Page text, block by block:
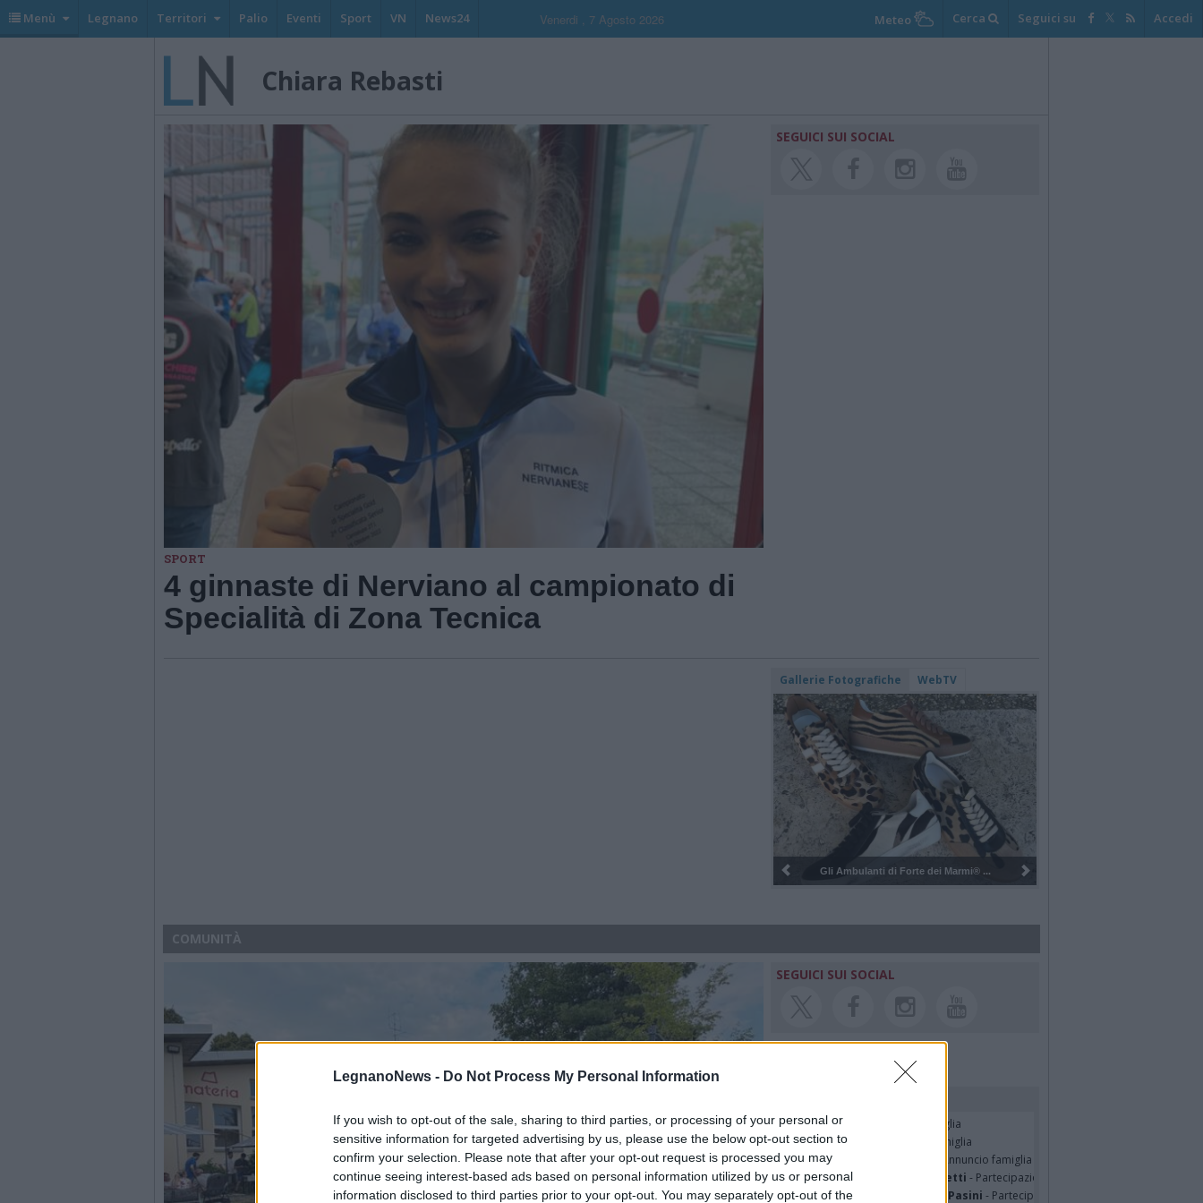
LegnanoNews - Do Not Process My Personal Information
If you wish to opt-out of the sale, sharing to third parties, or processing of your personal or
sensitive information for targeted advertising by us, please use the below opt-out section to
confirm your selection. Please note that after your opt-out request is processed you may
continue seeing interest-based ads based on personal information utilized by us or personal
information disclosed to third parties prior to your opt-out. You may separately opt-out of the
Menù Legnano Territori Palio Eventi Sport VN News24 Venerdi , 7 Agosto 2026 Meteo Cerca Seguici su Accedi
Chiara Rebasti
SPORT
4 ginnaste di Nerviano al campionato di
Specialità di Zona Tecnica
SEGUICI SUI SOCIAL
Gallerie Fotografiche WebTV
Pulizia del bosco del Rugareto a ...
COMUNITÀ
SEGUICI SUI SOCIAL
Giuseppe Fava
- Annuncio famiglia
PIETRO MALERBA
- Annuncio famiglia
Ginette Pedotti ved. Urbini
- Annuncio famiglia
Gianfranco Schieroni Giacometti - Partecipazione
Clementina Martinenghi ved. Pasini - Partecipazione